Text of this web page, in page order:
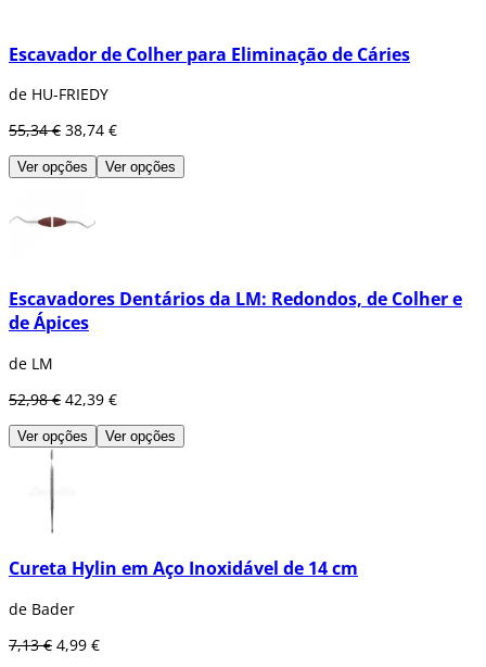
Escavador de Colher para Eliminação de Cáries
de HU-FRIEDY
55,34 € 38,74 €
Ver opções Ver opções
Escavadores Dentários da LM: Redondos, de Colher e
de Ápices
de LM
52,98 € 42,39 €
Ver opções Ver opções
Cureta Hylin em Aço Inoxidável de 14 cm
de Bader
7,13 € 4,99 €